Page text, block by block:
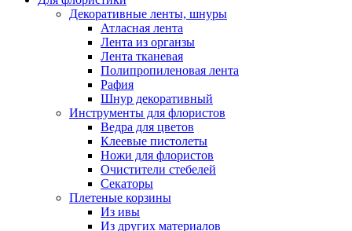
Декоративные ленты, шнуры
Атласная лента
Лента из органзы
Лента тканевая
Полипропиленовая лента
Рафия
Шнур декоративный
Инструменты для флористов
Ведра для цветов
Клеевые пистолеты
Ножи для флористов
Очистители стебелей
Секаторы
Плетеные корзины
Из ивы
Из других материалов